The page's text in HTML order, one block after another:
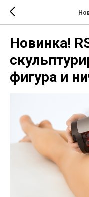
Новинка!
фигура и